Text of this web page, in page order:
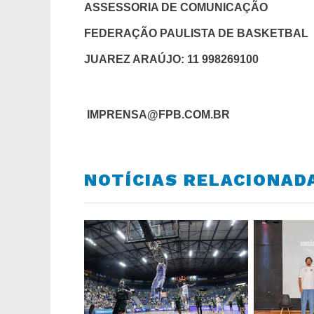
ASSESSORIA DE COMUNICAÇÃO
FEDERAÇÃO PAULISTA DE BASKETBAL
JUAREZ ARAÚJO: 11 998269100
IMPRENSA@FPB.COM.BR
NOTÍCIAS